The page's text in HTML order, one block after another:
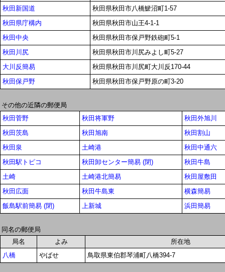
秋田新国道
秋田県秋田市八橋鯲沼町1-57
秋田県庁構内
秋田県秋田市山王4-1-1
秋田中央
秋田県秋田市保戸野鉄砲町5-1
秋田川尻
秋田県秋田市川尻みよし町5-27
大川反簡易
秋田県秋田市川尻町大川反170-44
秋田保戸野
秋田県秋田市保戸野原の町3-20
その他の近隣の郵便局
秋田菅野
秋田将軍野
秋田外旭川
秋田茨島
秋田旭南
秋田割山
秋田泉
土崎港
秋田中通六
秋田駅トピコ
秋田卸センター簡易 (閉)
秋田牛島
土崎
土崎港北簡易
秋田屋敷田
秋田広面
秋田牛島東
横森簡易
飯島駅前簡易 (閉)
上新城 浜田簡易
同名の郵便局
局名
よみ
所在地
八橋
やばせ 鳥取県東伯郡琴浦町八橋394-7